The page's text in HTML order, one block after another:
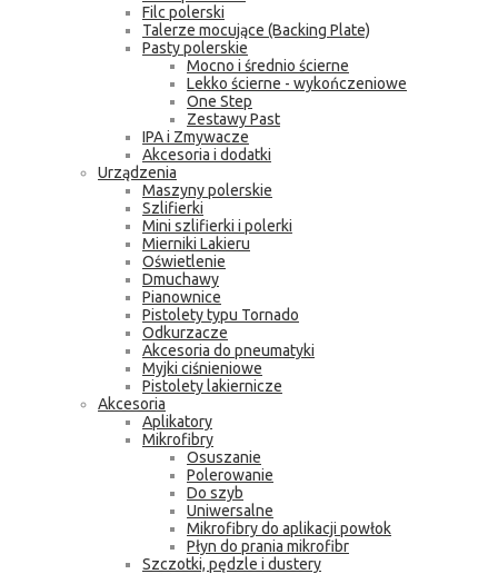
Filc polerski
Talerze mocujące (Backing Plate)
Pasty polerskie
Mocno i średnio ścierne
Lekko ścierne - wykończeniowe
One Step
Zestawy Past
IPA i Zmywacze
Akcesoria i dodatki
Urządzenia
Maszyny polerskie
Szlifierki
Mini szlifierki i polerki
Mierniki Lakieru
Oświetlenie
Dmuchawy
Pianownice
Pistolety typu Tornado
Odkurzacze
Akcesoria do pneumatyki
Myjki ciśnieniowe
Pistolety lakiernicze
Akcesoria
Aplikatory
Mikrofibry
Osuszanie
Polerowanie
Do szyb
Uniwersalne
Mikrofibry do aplikacji powłok
Płyn do prania mikrofibr
Szczotki, pędzle i dustery